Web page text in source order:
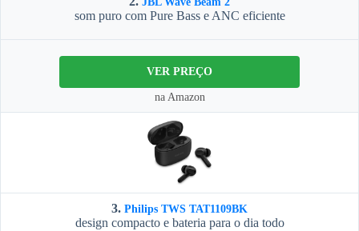
som puro com Pure Bass e ANC eficiente
VER PREÇO
na Amazon
3. Philips TWS TAT1109BK
design compacto e bateria para o dia todo